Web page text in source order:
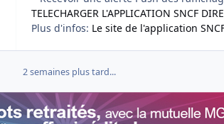
TELECHARGER L'APPLICATION SNCF
Plus d'infos: Le site de l'application
2 semaines plus tard...